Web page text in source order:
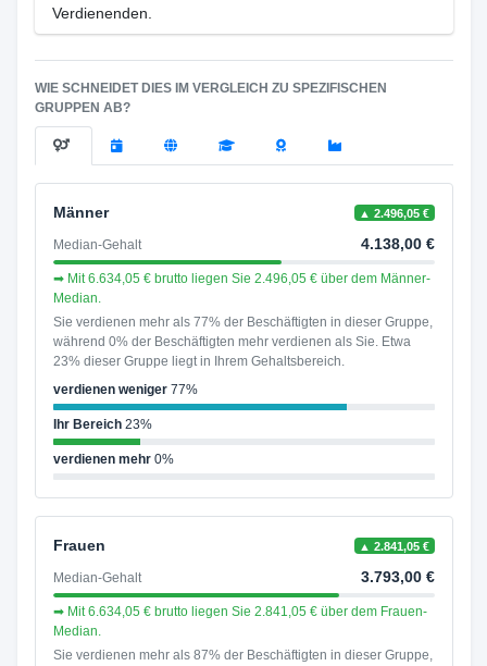
Verdienenden.
WIE SCHNEIDET DIES IM VERGLEICH ZU SPEZIFISCHEN
GRUPPEN AB?
Männer ▲ 2.496,05 €
Median-Gehalt 4.138,00 €
➡ Mit 6.634,05 € brutto liegen Sie 2.496,05 € über dem Männer-
Median.
Sie verdienen mehr als 77% der Beschäftigten in dieser Gruppe,
während 0% der Beschäftigten mehr verdienen als Sie. Etwa
23% dieser Gruppe liegt in Ihrem Gehaltsbereich.
verdienen weniger77%
Ihr Bereich23%
verdienen mehr0%
Frauen ▲ 2.841,05 €
Median-Gehalt 3.793,00 €
➡ Mit 6.634,05 € brutto liegen Sie 2.841,05 € über dem Frauen-
Median.
Sie verdienen mehr als 87% der Beschäftigten in dieser Gruppe,